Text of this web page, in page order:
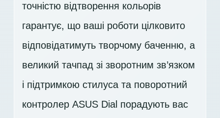
точністю відтворення кольорів
гарантує, що ваші роботи цілковито
відповідатимуть творчому баченню, а
великий тачпад зі зворотним зв’язком
і підтримкою стилуса та поворотний
контролер ASUS Dial порадують вас